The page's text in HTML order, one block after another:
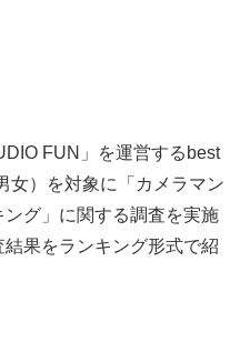
FUN」を運営するbest
女）を対象に「カメラマン
グ」に関する調査を実施
果をランキング形式で紹